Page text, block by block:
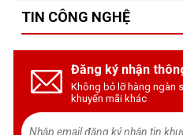
12, giúp cải thiện hiệu suất
mang lại trải nghiệm chơi game
TIN CÔNG NGHỆ
Đăng ký nhận
Không bỏ lỡ hàng ngàn
khuyến mãi khác